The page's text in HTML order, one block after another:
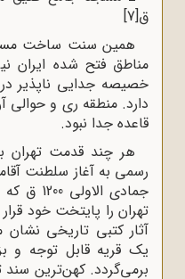
ق[7]
همین سنت ساخت
مناطق فتح شده ایران
خصیصه جدایی ناپذیر
دارد. منطقه ری و حوالی
قاعده جدا نبود.
هر چند قدمت تهران
جمادی
تهران را پایتخت خود
آثار کتبی تاریخی
یک قریه قابل توجه و
برمی‌گردد. کهن‌ترین سند